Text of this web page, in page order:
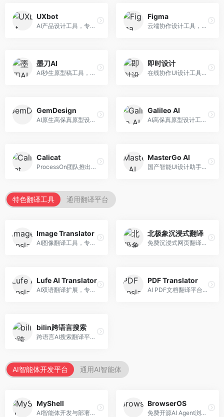
UXbot
AI产品设计工具，专注于用户体验优化。面向UX设计师，提供用户研究、设计建议、可用性测试等服务，UX设计支持完善。
Figma
云端协作设计工具，整合AI设计辅助功能。面向UI/UX设计师和产品团队，提供界面设计、原型制作、团队协作等服务，协作功能强大，是UI设计领域的标杆产品。
墨刀AI
AI秒生原型稿工具，专注于快速原型设计。面向产品经理和设计师，提供原型生成、交互设计、团队协作等服务，原型制作效率高。
即时设计
在线协作UI设计工具，整合AI设计功能。面向设计师和产品团队，提供界面设计、原型制作、设计资源库等服务，国产协作设计平台。
GemDesign
AI原生高保真原型设计工具，专注于智能设计生成。面向设计师，提供界面生成、设计优化、原型制作等服务，设计自动化程度高。
Galileo AI
AI高保真原型设计工具，专注于UI界面生成。面向设计师和产品团队，提供界面生成、交互设计、设计优化等服务，界面质量高。
Calicat
ProcessOn团队推出的产设研协作平台，整合设计与协作功能。面向产品团队，提供设计协作、文档管理、团队沟通等服务，产研协作便捷。
MasterGo AI
国产智能UI设计助手，专注于界面设计自动化。面向UI设计师，提供界面生成、组件设计、设计系统构建等服务，中文用户适配性好。
特色翻译工具 通用翻译平台
Image Translator
AI图像翻译工具，专注于图片文字翻译。面向设计师和电商从业者，提供图片文字识别、翻译、替换等服务，图像翻译效果好。
北极象沉浸式翻译
免费沉浸式网页翻译工具，专注于阅读体验。面向普通用户，提供网页双语翻译、文档翻译等服务，免费使用，翻译质量高。
Lufe AI Translator
AI双语翻译扩展，专注于浏览器翻译场景。面向外语内容阅读者，提供网页双语翻译、划词翻译等服务，浏览器集成便捷。
PDF Translator
AI PDF文档翻译平台，专注于文档本地化。面向商务人士，提供PDF翻译、格式保留、批量处理等服务，文档翻译专业。
bilin跨语言搜索
跨语言AI搜索翻译平台，专注于信息获取。面向研究者和内容创作者，提供跨语言搜索、内容翻译、信息整合等服务，跨语言检索能力强。
AI智能体开发平台 通用AI智能体
MyShell
AI智能体开发与部署平台，专注于语音交互智能体。面向开发者，提供语音智能体创建、部署服务、社区分享等功能，语音交互能力强。
BrowserOS
免费开源AI Agent浏览器，专注于浏览器自动化。面向开发者，提供浏览器控制、任务自动化、API接口等服务，开源免费。